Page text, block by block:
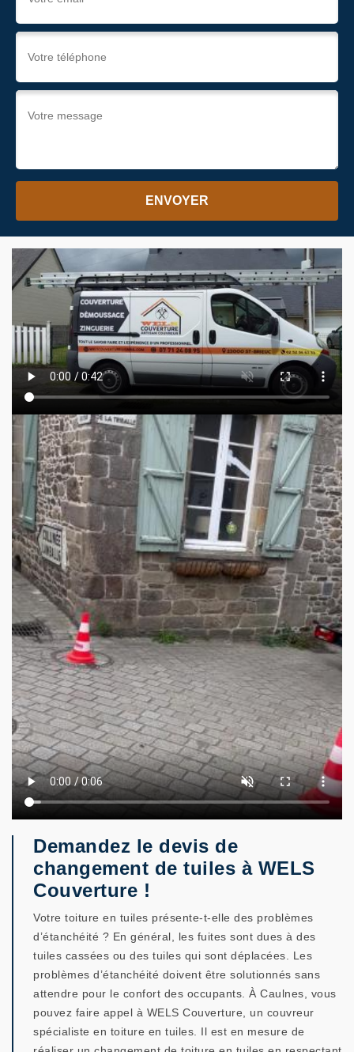
Demandez le devis de
changement de tuiles à WELS
Couverture !
Votre toiture en tuiles présente-t-elle des problèmes
d’étanchéité ? En général, les fuites sont dues à des
tuiles cassées ou des tuiles qui sont déplacées. Les
problèmes d’étanchéité doivent être solutionnés sans
attendre pour le confort des occupants. À Caulnes, vous
pouvez faire appel à WELS Couverture, un couvreur
spécialiste en toiture en tuiles. Il est en mesure de